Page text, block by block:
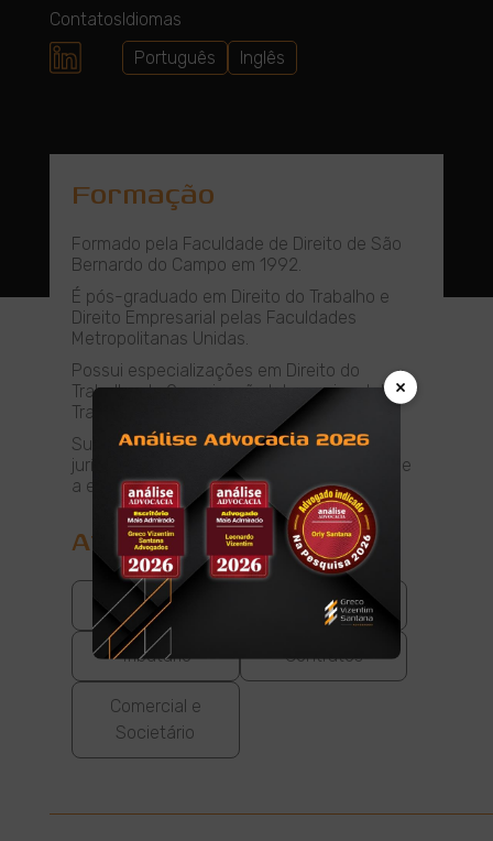
ContatosIdiomas
Português
Inglês
Formação
Formado pela Faculdade de Direito de São
Bernardo do Campo em 1992.
É pós-graduado em Direito do Trabalho e
Direito Empresarial pelas Faculdades
Metropolitanas Unidas.
Possui especializações em Direito do
Trabalho da Organização Internacional do
Trabalho.
Sua liderança estratégica e expertise
jurídica são fundamentais para o sucesso e
a excelência do escritório
Atuação
Trabalhista Cível
Tributário Contratos
Comercial e
Societário
×